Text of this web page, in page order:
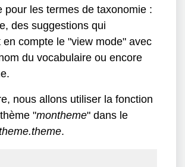
pour les termes de taxonomie :
des suggestions qui
en compte le "view mode" avec
du vocabulaire ou encore
nous allons utiliser la fonction
"montheme" dans le
.